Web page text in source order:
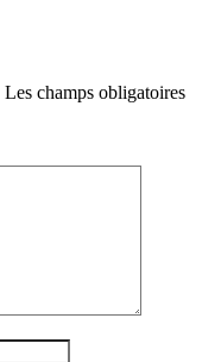
Les champs obligatoires